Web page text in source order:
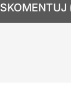
SKOMENTUJ